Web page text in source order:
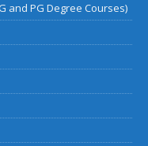
and PG Degree Courses)